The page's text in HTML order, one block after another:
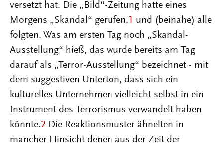
versetzt hat. Die „Bild“-Zeitung hatte eines
Morgens „Skandal“ gerufen, 1 und (beinahe) alle
folgten. Was am ersten Tag noch „Skandal-
Ausstellung“ hieß, das wurde bereits am Tag
darauf als „Terror-Ausstellung“ bezeichnet - mit
dem suggestiven Unterton, dass sich ein
kulturelles Unternehmen vielleicht selbst in ein
Instrument des Terrorismus verwandelt haben
könnte.2 Die Reaktionsmuster ähnelten in
mancher Hinsicht denen aus der Zeit der